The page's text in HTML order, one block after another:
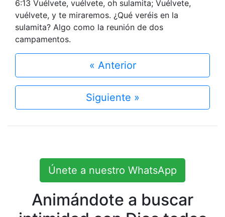
6:13 Vuélvete, vuélvete, oh sulamita; Vuélvete,
vuélvete, y te miraremos. ¿Qué veréis en la
sulamita? Algo como la reunión de dos
campamentos.
« Anterior
Siguiente »
Únete a nuestro WhatsApp
Animándote a buscar